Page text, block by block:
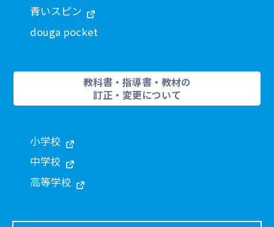
青いスピン
douga pocket
教科書・指導書・教材の
訂正・変更について
小学校
中学校
高等学校